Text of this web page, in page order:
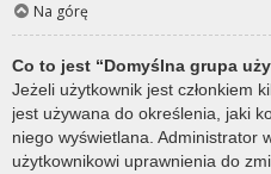
Na górę
Co to jest “Domyślna grupa
Jeżeli użytkownik jest członkiem
jest używana do określenia, jaki
niego wyświetlana. Administrator
użytkownikowi uprawnienia do